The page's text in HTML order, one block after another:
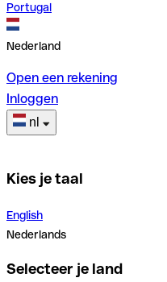
Portugal
Nederland
Open een rekening
Inloggen
nl
Kies je taal
English
Nederlands
Selecteer je land